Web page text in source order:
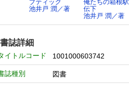
ブティック
池井戸 潤／著
俺たちの箱根駅
伝下
池井戸 潤／著
書誌詳細
イトルコード 1001000603742
誌種別 図書